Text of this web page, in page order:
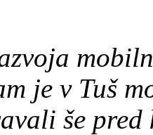
je v Tuš
še